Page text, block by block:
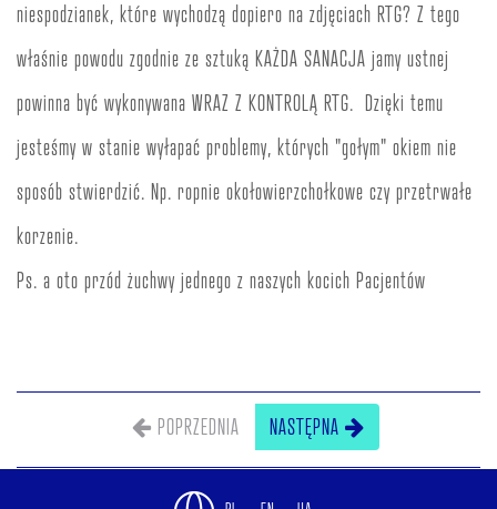
niespodzianek, które wychodzą dopiero na zdjęciach RTG? Z tego
właśnie powodu zgodnie ze sztuką KAŻDA SANACJA jamy ustnej
powinna być wykonywana WRAZ Z KONTROLĄ RTG. Dzięki temu
jesteśmy w stanie wyłapać problemy, których "gołym" okiem nie
sposób stwierdzić. Np. ropnie okołowierzchołkowe czy przetrwałe
korzenie.
Ps. a oto przód żuchwy jednego z naszych kocich Pacjentów
POPRZEDNIA NASTĘPNA